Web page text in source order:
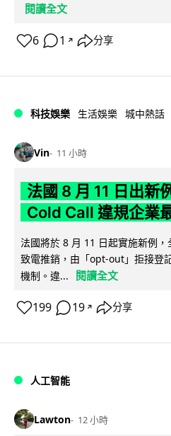
閱讀全文
6 1 ↗ 分享
科技娛樂 生活娛樂 城中熱話
Vin 11 小時
法國 8 月 11 日出新
Cold Call 違規企業
法國將於 8 月 11 日起實施新例
致電推銷，由「opt-out」拒接登
機制。違...
閱讀全文
199 19 ↗ 分享
人工智能
Lawton 12 小時